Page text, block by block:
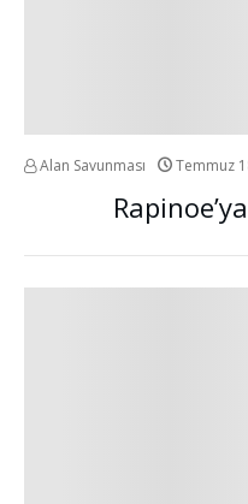
Alan Savunması Temmuz